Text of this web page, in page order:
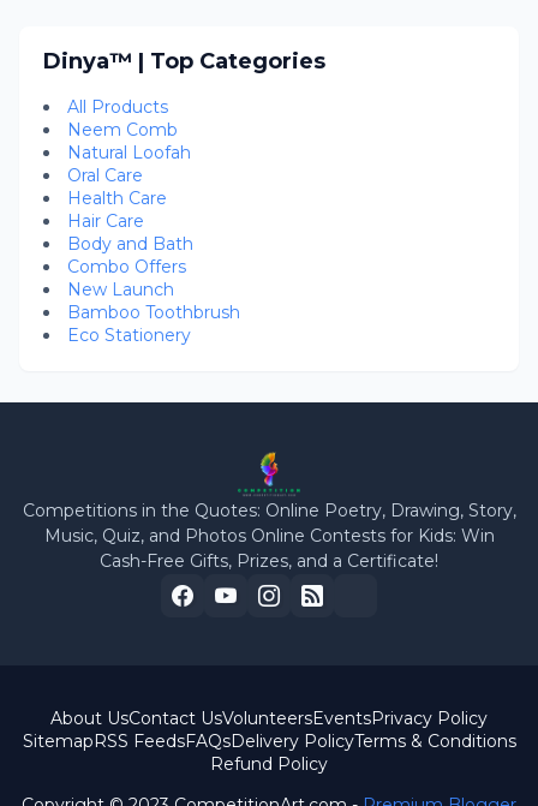
Dinya™ | Top Categories
All Products
Neem Comb
Natural Loofah
Oral Care
Health Care
Hair Care
Body and Bath
Combo Offers
New Launch
Bamboo Toothbrush
Eco Stationery
Competitions in the Quotes: Online Poetry, Drawing, Story,
Music, Quiz, and Photos Online Contests for Kids: Win
Cash-Free Gifts, Prizes, and a Certificate!
About UsContact UsVolunteersEventsPrivacy Policy
SitemapRSS FeedsFAQsDelivery PolicyTerms & Conditions
Refund Policy